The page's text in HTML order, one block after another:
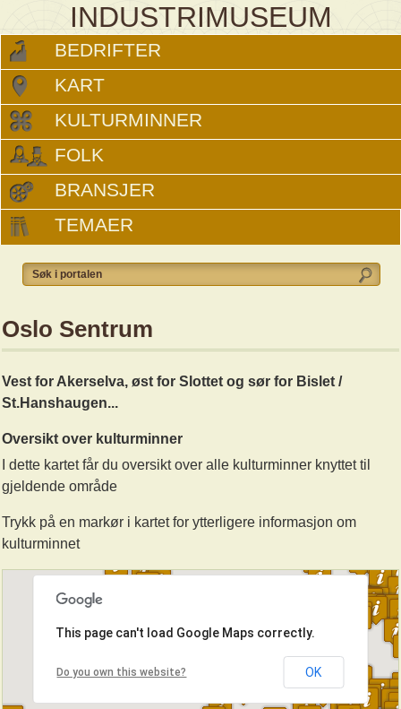
INDUSTRIMUSEUM
BEDRIFTER
KART
KULTURMINNER
FOLK
BRANSJER
TEMAER
Oslo Sentrum
Vest for Akerselva, øst for Slottet og sør for Bislet /
St.Hanshaugen...
Oversikt over kulturminner
I dette kartet får du oversikt over alle kulturminner knyttet til
gjeldende område
Trykk på en markør i kartet for ytterligere informasjon om
kulturminnet
This page can't load Google Maps correctly.
Do you own this website? OK